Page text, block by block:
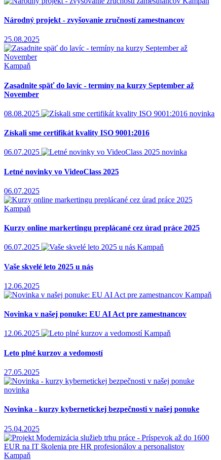
Národný projekt - zvyšovanie zručností zamestnancov
25.08.2025
Kampaň
Zasadnite späť do lavíc - termíny na kurzy September až
November
08.08.2025 novinka
Získali sme certifikát kvality ISO 9001:2016
06.07.2025 novinka
Letné novinky vo VideoClass 2025
06.07.2025
Kampaň
Kurzy online markertingu preplácané cez úrad práce 2025
06.07.2025 Kampaň
Vaše skvelé leto 2025 u nás
12.06.2025
Kampaň
Novinka v našej ponuke: EU AI Act pre zamestnancov
12.06.2025 Kampaň
Leto plné kurzov a vedomostí
27.05.2025
novinka
Novinka - kurzy kybernetickej bezpečnosti v našej ponuke
25.04.2025
Kampaň